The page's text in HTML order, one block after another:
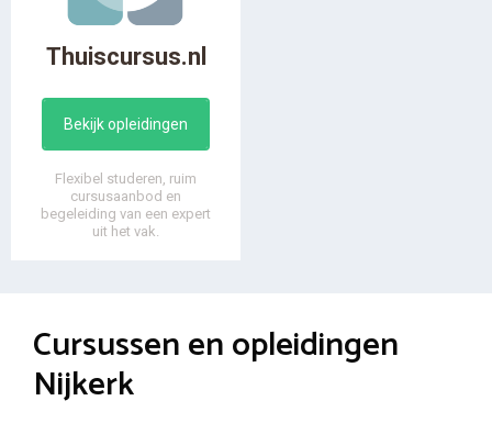
Thuiscursus.nl
Bekijk opleidingen
Flexibel studeren, ruim
cursusaanbod en
begeleiding van een expert
uit het vak.
Cursussen en opleidingen
Nijkerk